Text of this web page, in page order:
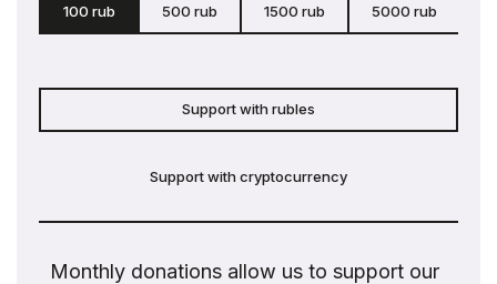
100 rub 500 rub 1500 rub 5000 rub
Support with rubles
Support with cryptocurrency
Monthly donations allow us to support our